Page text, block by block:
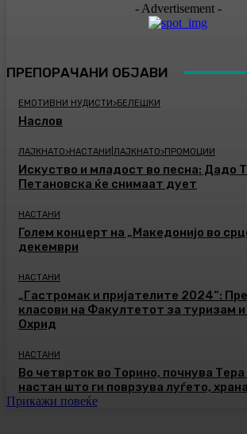
- Advertisement -
ПРЕПОРАЧАНИ ОБЈАВИ
ЕМОТИВНИ НУДИСТИ>БЕЛЕШКИ
Наслов
ЛАЈКНАТО>НАСТАНИ|ЛАЈКНАТО>ПРОМОЦИИ
Искуство и младост во песна: Дадо
Петановска ќе снимаат дует
НАСТАНИ
Голем концерт на „Македонијо во
декември
НАСТАНИ
„Гастромак и пријателите 2024“:
класови на Факултетот за туризам
Охрид
НАСТАНИ
Во четврток во Торино, почнува
настан што ги поврзува луѓето,
Прикажи повеќе